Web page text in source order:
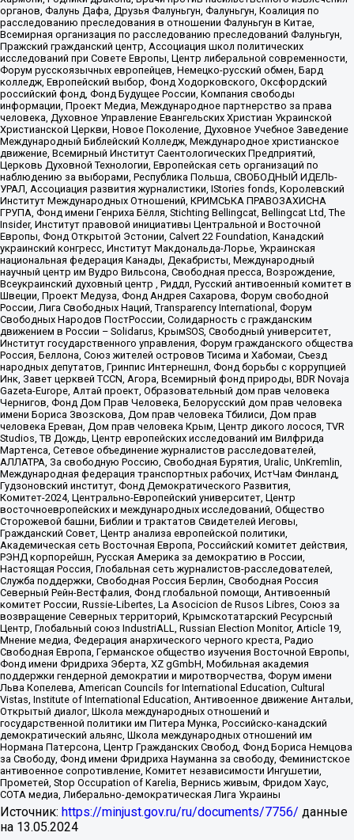
органов, Фалунь Дафа, Друзья Фалуньгун, Фалуньгун, Коалиция по
расследованию преследования в отношении Фалуньгун в Китае,
Всемирная организация по расследованию преследований Фалуньгун,
Пражский гражданский центр, Ассоциация школ политических
исследований при Совете Европы, Центр либеральной современности,
Форум русскоязычных европейцев, Немецко-русский обмен, Бард
колледж, Европейский выбор, Фонд Ходорковского, Оксфордский
российский фонд, Фонд Будущее России, Компания свободы
информации, Проект Медиа, Международное партнерство за права
человека, Духовное Управление Евангельских Христиан Украинской
Христианской Церкви, Новое Поколение, Духовное Учебное Заведение
Международный Библейский Колледж, Международное христианское
движение, Всемирный Институт Саентологических Предприятий,
Церковь Духовной Технологии, Европейская сеть организаций по
наблюдению за выборами, Республика Польша, СВОБОДНЫЙ ИДЕЛЬ-
УРАЛ, Ассоциация развития журналистики, IStories fonds, Королевский
Институт Международных Отношений, КРИМСЬКА ПРАВОЗАХИСНА
ГРУПА, Фонд имени Генриха Бёлля, Stichting Bellingcat, Bellingcat Ltd, The
Insider, Институт правовой инициативы Центральной и Восточной
Европы, Фонд Открытой Эстонии, Calvert 22 Foundation, Канадский
украинский конгресс, Институт Макдональда-Лорье, Украинская
национальная федерация Канады, Декабристы, Международный
научный центр им Вудро Вильсона, Свободная пресса, Возрождение,
Всеукраинский духовный центр , Риддл, Русский антивоенный комитет в
Швеции, Проект Медуза, Фонд Андрея Сахарова, Форум свободной
России, Лига Свободных Наций, Transparеncy International, Форум
Свободных Народов ПостРоссии, Солидарность с гражданским
движением в России – Solidarus, КрымSOS, Свободный университет,
Институт государственного управления, Форум гражданского общества
Россия, Беллона, Союз жителей островов Тисима и Хабомаи, Съезд
народных депутатов, Гринпис Интернешнл, Фонд борьбы с коррупцией
Инк, Завет церквей TCCN, Агора, Всемирный фонд природы, BDR Novaja
Gazeta-Europe, Алтай проект, Образовательный дом прав человека
Чернигов, Фонд Дом Прав Человека, Белорусский дом прав человека
имени Бориса Звозскова, Дом прав человека Тбилиси, Дом прав
человека Ереван, Дом прав человека Крым, Центр дикого лосося, TVR
Studios, ТВ Дождь, Центр европейских исследований им Вилфрида
Мартенса, Сетевое объединение журналистов расследователей,
АЛЛАТРА, За свободную Россию, Свободная Бурятия, Uralic, UnKremlin,
Международная федерация транспортных рабочих, ИстЧам Финланд,
Гудзоновский институт, Фонд Демократического Развития,
Комитет-2024, Центрально-Европейский университет, Центр
восточноевропейских и международных исследований, Общество
Сторожевой башни, Библии и трактатов Свидетелей Иеговы,
Гражданский Совет, Центр анализа европейской политики,
Академическая сеть Восточная Европа, Российский комитет действия,
РЭНД корпорейшн, Русская Америка за демократию в России,
Настоящая Россия, Глобальная сеть журналистов-расследователей,
Служба поддержки, Свободная Россия Берлин, Свободная Россия
Северный Рейн-Вестфалия, Фонд глобальной помощи, Антивоенный
комитет России, Russie-Libertes, La Asocicion de Rusos Libres, Союз за
возвращение Северных территорий, Крымскотатарский Ресурсный
Центр, Глобальный союз IndustriALL, Russian Election Monitor, Article 19,
Мнение медиа, Федерация анархического черного креста, Радио
Свободная Европа, Германское общество изучения Восточной Европы,
Фонд имени Фридриха Эберта, XZ gGmbH, Мобильная академия
поддержки гендерной демократии и миротворчества, Форум имени
Льва Копелева, American Councils for International Education, Cultural
Vistas, Institute of International Education, Антивоенное движение Антальи,
Открытый диалог, Школа международных отношений и
государственной политики им Питера Мунка, Российско-канадский
демократический альянс, Школа международных отношений им
Нормана Патерсона, Центр Гражданских Свобод, Фонд Бориса Немцова
за Свободу, Фонд имени Фридриха Науманна за свободу, Феминистское
антивоенное сопротивление, Комитет независимости Ингушетии,
Прометей, Stop Occupation of Karelia, Вернись живым, Фридом Хаус,
СОТА медиа, Либерально-демократическая Лига Украины
Источник: https://minjust.gov.ru/ru/documents/7756/ данные
на 13.05.2024